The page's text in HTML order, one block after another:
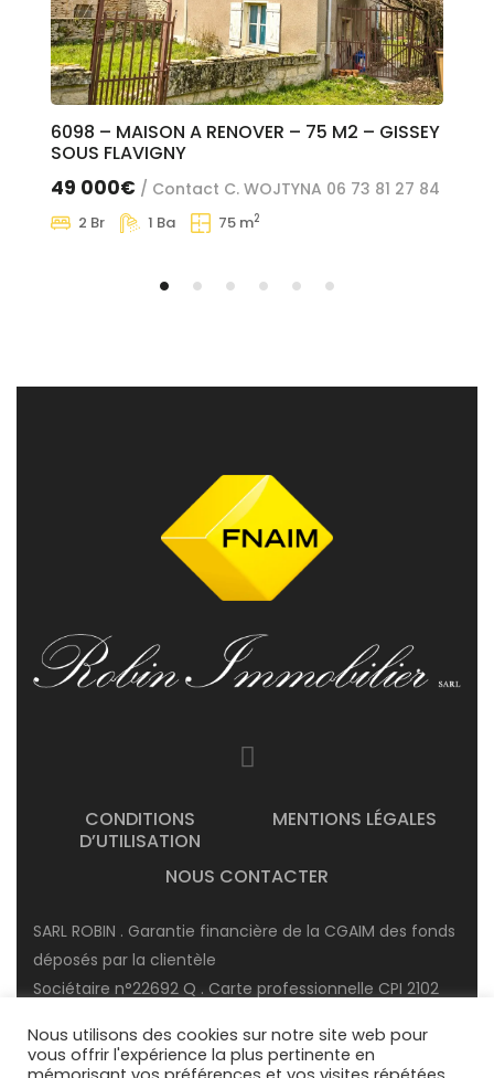
6098 – MAISON A RENOVER – 75 M2 – GISSEY
SOUS FLAVIGNY
49 000€ / Contact C. WOJTYNA 06 73 81 27 84
2 Br 1 Ba 75 m2
CONDITIONS
D’UTILISATION
MENTIONS LÉGALES
NOUS CONTACTER
SARL ROBIN . Garantie financière de la CGAIM des fonds
déposés par la clientèle
Sociétaire n°22692 Q . Carte professionnelle CPI 2102
RCS : 423 335 009 . Garantie financière accordée en
Nous utilisons des cookies sur notre site web pour
vous offrir l'expérience la plus pertinente en